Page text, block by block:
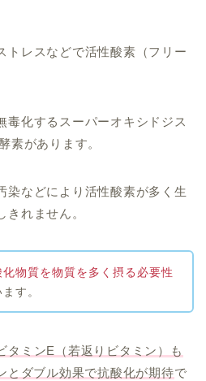
トレスなどで活性酸素（フリー
毒化するスーパーオキシドジス
素があります。
染などにより活性酸素が多く生
きれません。
化物質を物質を多く摂る必要性
す。
タミンE（若返りビタミン）も
とダブル効果で抗酸化が期待で